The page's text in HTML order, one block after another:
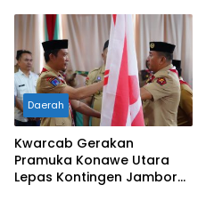
Daerah
Kwarcab Gerakan
Pramuka Konawe Utara
Lepas Kontingen Jambore